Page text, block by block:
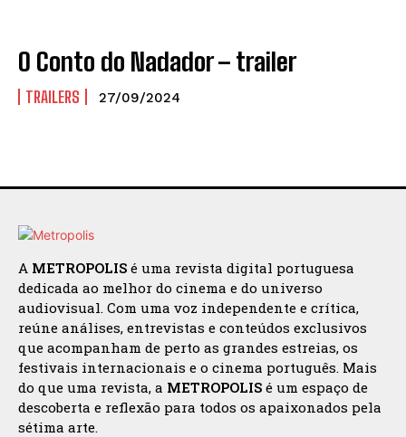
O Conto do Nadador – trailer
TRAILERS 27/09/2024
A METROPOLIS é uma revista digital portuguesa
dedicada ao melhor do cinema e do universo
audiovisual. Com uma voz independente e crítica,
reúne análises, entrevistas e conteúdos exclusivos
que acompanham de perto as grandes estreias, os
festivais internacionais e o cinema português. Mais
do que uma revista, a METROPOLIS é um espaço de
descoberta e reflexão para todos os apaixonados pela
sétima arte.